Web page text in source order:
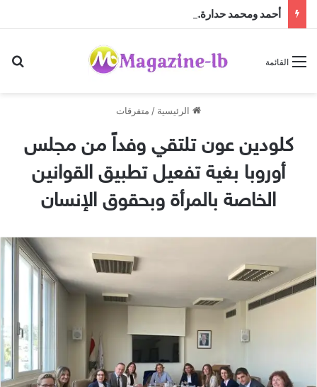
القائمة
الرئيسية / متفرقات
كلودين عون تلتقي وفداً من مجلس
أوروبا بغية تفعيل تطبيق القوانين
الخاصة بالمرأة وبحقوق الإنسان